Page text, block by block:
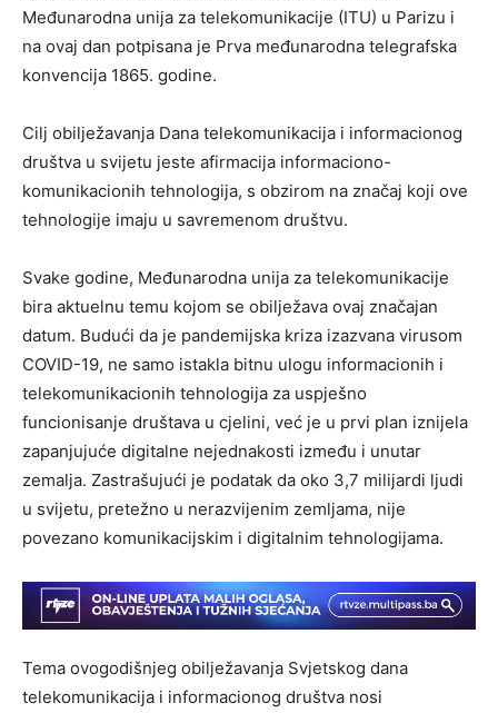
Međunarodna unija za telekomunikacije (ITU) u Parizu i
na ovaj dan potpisana je Prva međunarodna telegrafska
konvencija 1865. godine.
Cilj obilježavanja Dana telekomunikacija i informacionog
društva u svijetu jeste afirmacija informaciono-
komunikacionih tehnologija, s obzirom na značaj koji ove
tehnologije imaju u savremenom društvu.
Svake godine, Međunarodna unija za telekomunikacije
bira aktuelnu temu kojom se obilježava ovaj značajan
datum. Budući da je pandemijska kriza izazvana virusom
COVID-19, ne samo istakla bitnu ulogu informacionih i
telekomunikacionih tehnologija za uspješno
funcionisanje društava u cjelini, već je u prvi plan iznijela
zapanjujuće digitalne nejednakosti između i unutar
zemalja. Zastrašujući je podatak da oko 3,7 milijardi ljudi
u svijetu, pretežno u nerazvijenim zemljama, nije
povezano komunikacijskim i digitalnim tehnologijama.
Tema ovogodišnjeg obilježavanja Svjetskog dana
telekomunikacija i informacionog društva nosi